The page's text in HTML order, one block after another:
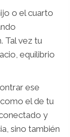
o el cuarto
Tal vez tu
equilibrio
ese
el de tu
y
sino también